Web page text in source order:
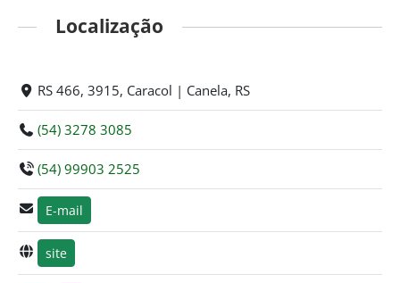
Localização
RS 466, 3915, Caracol | Canela, RS
(54) 3278 3085
(54) 99903 2525
E-mail
site